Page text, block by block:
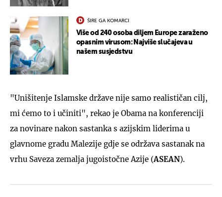
ŠIRE GA KOMARCI
Više od 240 osoba diljem Europe zaraženo
opasnim virusom: Najviše slučajeva u
našem susjedstvu
"Unišitenje Islamske države nije samo realističan cilj,
mi ćemo to i učiniti", rekao je Obama na konferenciji
za novinare nakon sastanka s azijskim liderima u
glavnome gradu Malezije gdje se održava sastanak na
vrhu Saveza zemalja jugoistočne Azije (ASEAN).